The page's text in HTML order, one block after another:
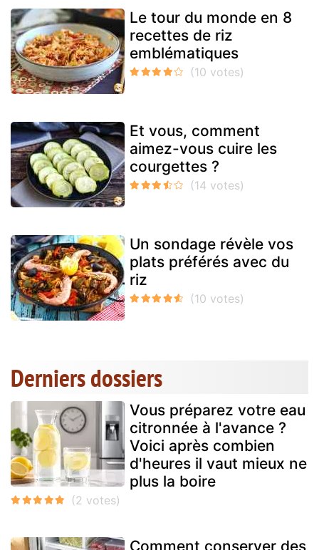
Le tour du monde en 8
recettes de riz
emblématiques
Et vous, comment
aimez-vous cuire les
courgettes ?
Un sondage révèle vos
plats préférés avec du
riz
Derniers dossiers
Vous préparez votre eau
citronnée à l'avance ?
Voici après combien
d'heures il vaut mieux ne
plus la boire
Comment conserver des